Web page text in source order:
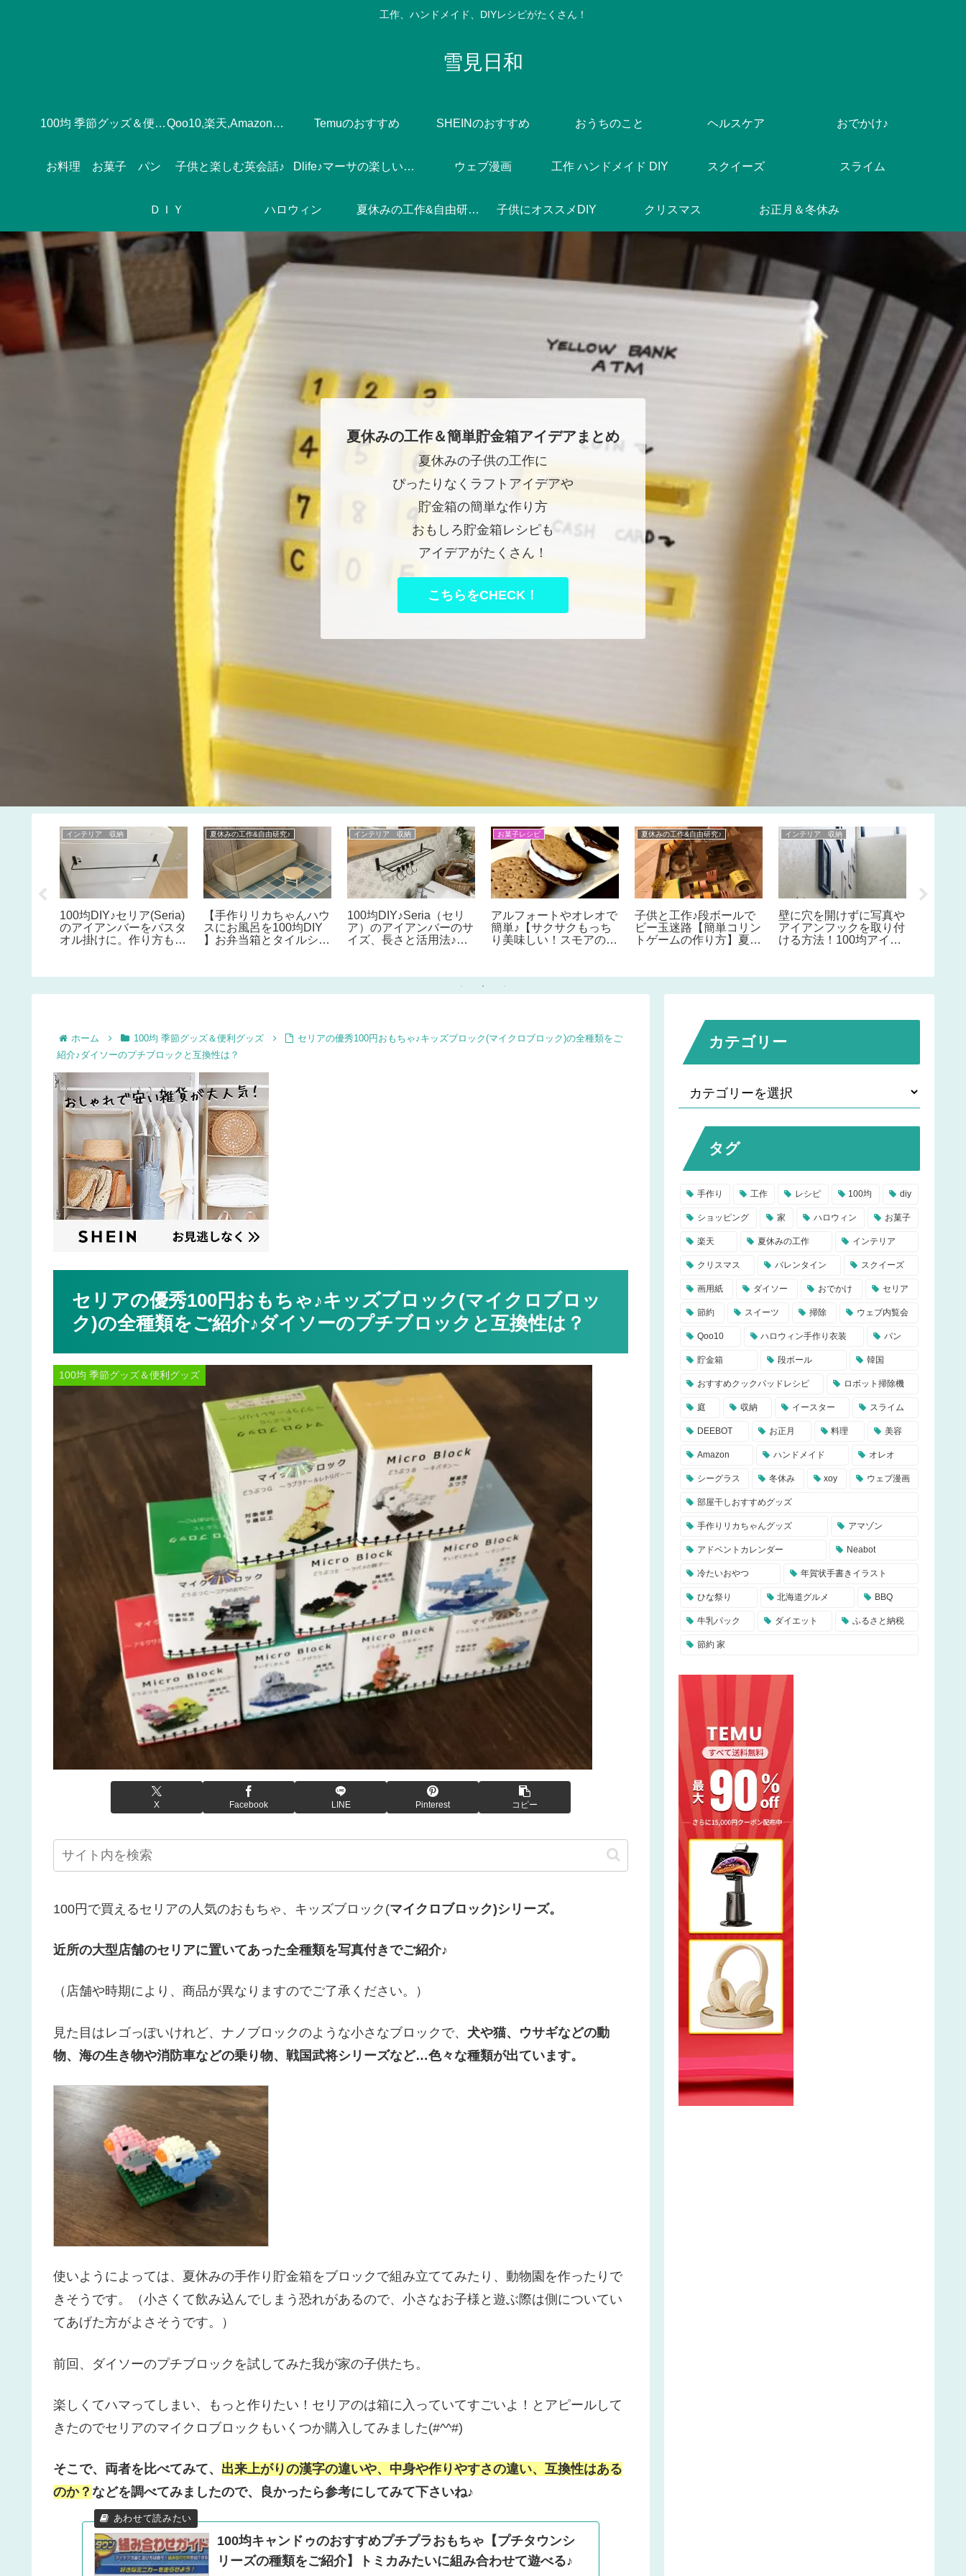
工作、ハンドメイド、DIYレシピがたくさん！
雪見日和
100均 季節グッズ＆便利グッズ Qoo10,楽天,Amazonのおすすめ♪ Temuのおすすめ SHEINのおすすめ おうちのこと ヘルスケア おでかけ♪
お料理 お菓子 パン 子供と楽しむ英会話♪ Dlife♪マーサの楽しい焼き菓子づくり ウェブ漫画 工作 ハンドメイド DIY スクイーズ スライム
ＤＩＹ ハロウィン 夏休みの工作&自由研究♪ 子供にオススメDIY クリスマス お正月＆冬休み
夏休みの工作＆簡単貯金箱アイデアまとめ
夏休みの子供の工作に
ぴったりなくラフトアイデアや
貯金箱の簡単な作り方
おもしろ貯金箱レシピも
アイデアがたくさん！
こちらをCHECK！
インテリア 収納
100均DIY♪セリア(Seria)
のアイアンバーをバスタ
オル掛けに。作り方も簡
にも♪
夏休みの工作&自由研究♪
【手作りリカちゃんハウ
スにお風呂を100均DIY
】お弁当箱とタイルシー
作りリカちゃんハウス③
インテリア 収納
100均DIY♪Seria（セリ
ア）のアイアンバーのサ
イズ、長さと活用法♪ペ
皿や歯ブラシの収納にも
お菓子レシピ
アルフォートやオレオで
簡単♪【サクサクもっち
り美味しい！スモアの作
BBQに子供と楽しめる
レシピ♪
夏休みの工作&自由研究♪
子供と工作♪段ボールで
ビー玉迷路【簡単コリン
トゲームの作り方】夏休
落とし穴、工夫して楽し
インテリア 収納
壁に穴を開けずに写真や
アイアンフックを取り付
ける方法！100均アイテ
ホーム 100均 季節グッズ＆便利グッズ
セリアの優秀100円おもちゃ♪キッズブロック(マイクロブロック)の全種類をご
紹介♪ダイソーのプチブロックと互換性は？
セリアの優秀100円おもちゃ♪キッズブロック(マイクロブロッ
ク)の全種類をご紹介♪ダイソーのプチブロックと互換性は？
100均 季節グッズ＆便利グッズ
X Facebook LINE Pinterest コピー
100円で買えるセリアの人気のおもちゃ、キッズブロック(マイクロブロック)シリーズ。
近所の大型店舗のセリアに置いてあった全種類を写真付きでご紹介♪
（店舗や時期により、商品が異なりますのでご了承ください。）
見た目はレゴっぽいけれど、ナノブロックのような小さなブロックで、 犬や猫、ウサギなどの動
物、海の生き物や消防車などの乗り物、戦国武将シリーズなど…色々な種類が出ています。
使いようによっては、夏休みの手作り貯金箱をブロックで組み立ててみたり、動物園を作ったりで
きそうです。
（小さくて飲み込んでしまう恐れがあるので、小さなお子様と遊ぶ際は側についてい
てあげた方がよさそうです。）
前回、ダイソーのプチブロックを試してみた我が家の子供たち。
楽しくてハマってしまい、もっと作りたい！セリアのは箱に入っていてすごいよ！とアピールして
きたのでセリアのマイクロブロックもいくつか購入してみました(#^^#)
そこで、両者を比べてみて、 出来上がりの漢字の違いや、中身や作りやすさの違い、互換性はある
のか？ などを調べてみましたので、良かったら参考にしてみて下さいね♪
100均キャンドゥのおすすめプチプラおもちゃ【プチタウンシ
リーズの種類をご紹介】トミカみたいに組み合わせて遊べる♪
カテゴリー
タグ
手作り 工作 レシピ 100均 diy
ショッピング 家 ハロウィン お菓子
楽天 夏休みの工作 インテリア
クリスマス バレンタイン スクイーズ
画用紙 ダイソー おでかけ セリア
節約 スイーツ 掃除 ウェブ内覧会
Qoo10 ハロウィン手作り衣装 パン
貯金箱 段ボール 韓国
おすすめクックパッドレシピ ロボット掃除機
庭 収納 イースター スライム
DEEBOT お正月 料理 美容
Amazon ハンドメイド オレオ
シーグラス 冬休み xoy ウェブ漫画
部屋干しおすすめグッズ
手作りリカちゃんグッズ アマゾン
アドベントカレンダー Neabot
冷たいおやつ 年賀状手書きイラスト
ひな祭り 北海道グルメ BBQ
牛乳パック ダイエット ふるさと納税
節約 家